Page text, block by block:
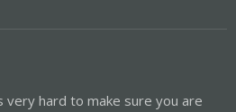
hard to make sure you are